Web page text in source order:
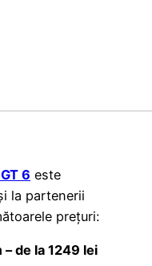
6 este
la partenerii
prețuri:
– de la 1249 lei